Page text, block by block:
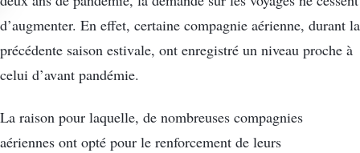
d’augmenter. En effet, certaine compagnie aérienne, durant la
précédente saison estivale, ont enregistré un niveau proche à
celui d’avant pandémie.
La raison pour laquelle, de nombreuses compagnies
aériennes ont opté pour le renforcement de leurs